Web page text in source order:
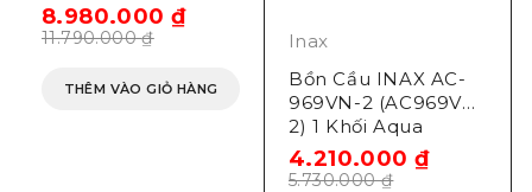
Bản vẽ bàn cầu Inax nắp
rửa cơ AC-989+CW-
S32VN 1 khối
Tự Động
11.790.000₫
8.980.000₫
THÊM VÀO GIỎ HÀNG
Inax
Bồn Cầu INAX AC-
969VN-2 (AC969VN-
2) 1 Khối Aqua
Ceramic Nắp CF-
600VS
5.730.000₫
4.210.000₫